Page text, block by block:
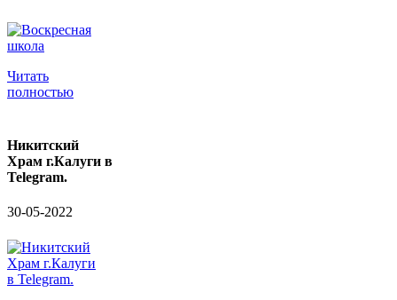
Читать
полностью
Никитский
Храм г.Калуги в
Telegram.
30-05-2022